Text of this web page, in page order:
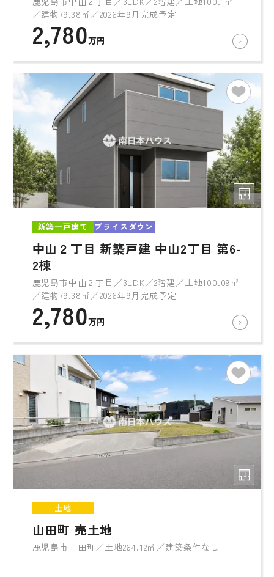
／建物79.38㎡／2026年9月完成予定
2,780万円
新築一戸建て プライスダウン
中山２丁目 新築戸建 中山2丁目 第6-
2棟
鹿児島市中山２丁目／3LDK／2階建／土地100.09㎡
／建物79.38㎡／2026年9月完成予定
2,780万円
土地
山田町 売土地
鹿児島市山田町／土地264.12㎡／建築条件なし